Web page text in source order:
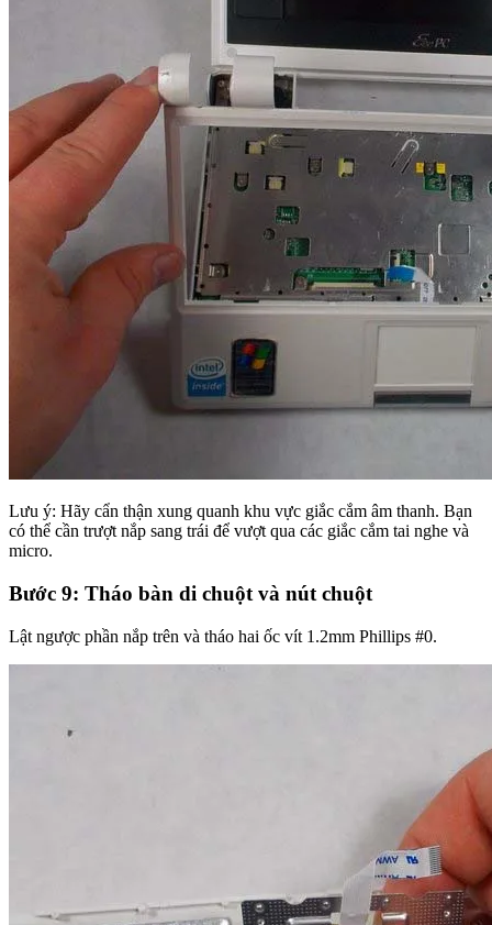
Lưu ý: Hãy cẩn thận xung quanh khu vực giắc cắm âm thanh. Bạn
có thể cần trượt nắp sang trái để vượt qua các giắc cắm tai nghe và
micro.
Bước 9: Tháo bàn di chuột và nút chuột
Lật ngược phần nắp trên và tháo hai ốc vít 1.2mm Phillips #0.